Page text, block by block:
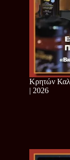
Κρητών
| 2026